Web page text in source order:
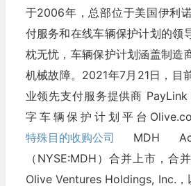
于2006年，总部位于美国伊利
付服务和在线车辆保护计划的领
枕无忧，车辆保护计划涵盖制造
机械故障。2021年7月21日，目
业领先支付服务提供商
字车辆保护计划平台
特殊目的收购公司 MDH
（NYSE:MDH）合并上市，合
Olive Ventures Holdings, Inc.